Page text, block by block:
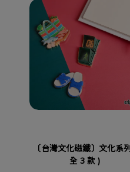
〔台灣文化磁鐵〕文化系列 (
全 3 款 )